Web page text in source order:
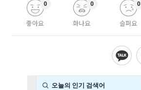
좋아요
0
화나요
0
슬퍼요
0